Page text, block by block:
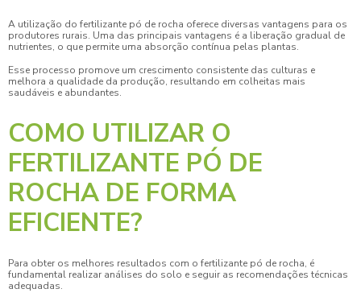
A utilização do fertilizante pó de rocha oferece diversas vantagens para os
produtores rurais. Uma das principais vantagens é a liberação gradual de
nutrientes, o que permite uma absorção contínua pelas plantas.
Esse processo promove um crescimento consistente das culturas e
melhora a qualidade da produção, resultando em colheitas mais
saudáveis e abundantes.
COMO UTILIZAR O
FERTILIZANTE PÓ DE
ROCHA DE FORMA
EFICIENTE?
Para obter os melhores resultados com o fertilizante pó de rocha, é
fundamental realizar análises do solo e seguir as recomendações técnicas
adequadas.